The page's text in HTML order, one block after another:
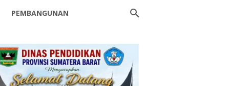
PEMBANGUNAN